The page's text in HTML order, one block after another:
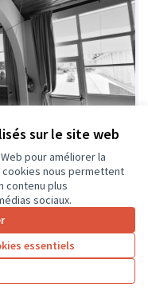
sur le site web
pour améliorer la
nous permettent
contenu plus
sociaux.
essentiels
Soumis au
vote